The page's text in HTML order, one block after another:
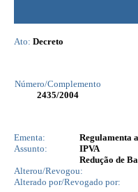
Ato: Decreto
Número/Complemento
2435/2004
Ementa:
Regulamenta
Assunto:
IPVA
Redução de
Alterou/Revogou:
Alterado por/Revogado por: